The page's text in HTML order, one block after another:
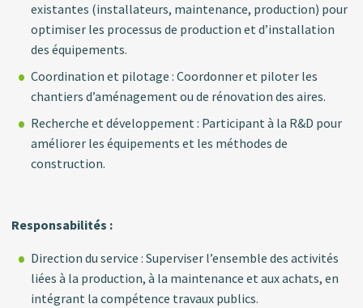
existantes (installateurs, maintenance, production) pour
optimiser les processus de production et d’installation
des équipements.
Coordination et pilotage : Coordonner et piloter les
chantiers d’aménagement ou de rénovation des aires.
Recherche et développement : Participant à la R&D pour
améliorer les équipements et les méthodes de
construction.
Responsabilités :
Direction du service : Superviser l’ensemble des activités
liées à la production, à la maintenance et aux achats, en
intégrant la compétence travaux publics.